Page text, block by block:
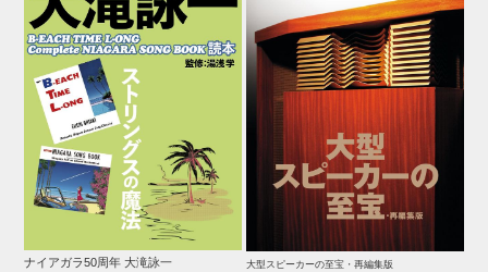
ナイアガラ50周年 大滝詠一 大型スピーカーの至宝・再編集版